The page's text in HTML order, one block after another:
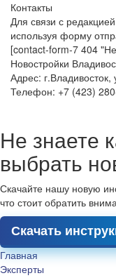
Контакты
Для связи с
используя форму
[contact-form-7 404
Новостройки
Адрес:
Телефон: +7 (423)
Не знаете
выбрать
Скачайте нашу новую
что стоит обратить
Скачать
Главная
Эксперты